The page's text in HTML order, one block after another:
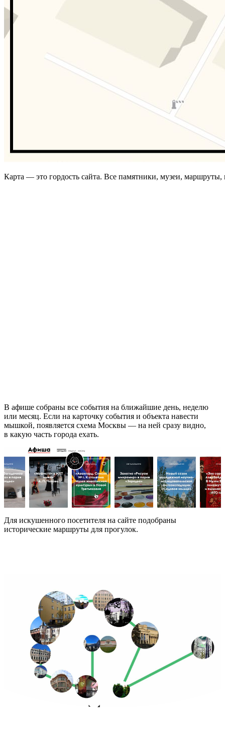
Карта — это гордость сайта. Все памятники, музеи, маршруты,
В афише собраны все события на ближайшие день, неделю
или месяц. Если на карточку события и объекта навести
мышкой, появляется схема Москвы — на ней сразу видно,
в какую часть города ехать.
Для искушенного посетителя на сайте подобраны
исторические маршруты для прогулок.